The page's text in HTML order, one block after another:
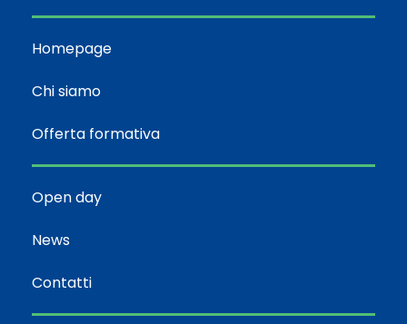
Homepage
Chi siamo
Offerta formativa
Open day
News
Contatti